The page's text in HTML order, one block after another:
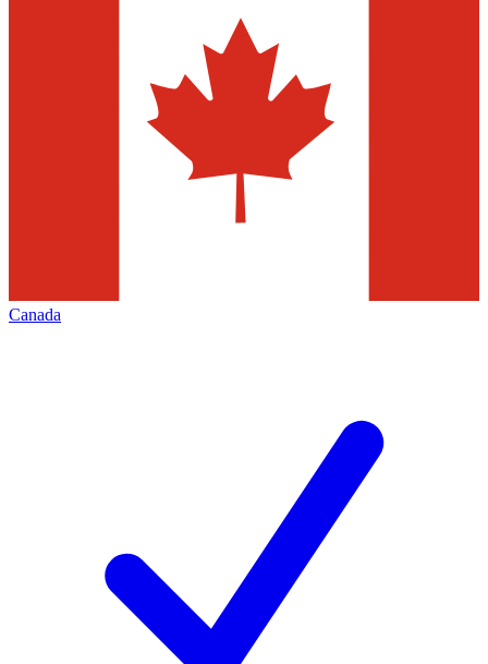
Canada